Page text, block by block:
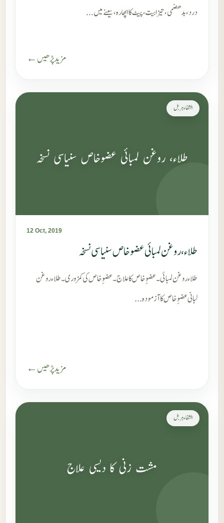
درد، بدھضمی، تیزابیت، پیٹ کا اپھارہ، سینے میں...
مزید پڑھیں ←
الشفاء ہربل
طلاء، روغن لمبائی عضوخاص سنیاسی نسخہ
12 Oct, 2019
طلاء، روغن لمبائی عضوخاص سنیاسی نسخہ
طلاء روغن لمبائی۔ عضوِ خاص کا علاج۔ عضوِ خاص کی کمزوری۔ طلاء روغن
لبانی عضوِ خاص کا آزمودہ...
مزید پڑھیں ←
الشفاء ہربل
مشت زنی کا دیسی علاج